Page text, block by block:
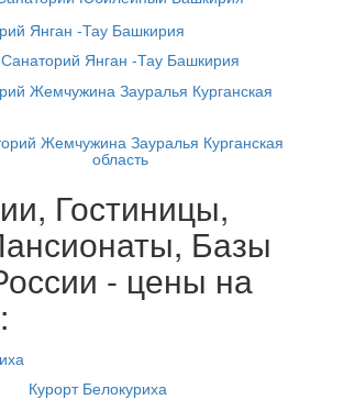
Санаторий Янган -Тау Башкирия
Жемчужина Зауралья Курганская
область
Гостиницы,
Базы
- цены на
Курорт Белокуриха